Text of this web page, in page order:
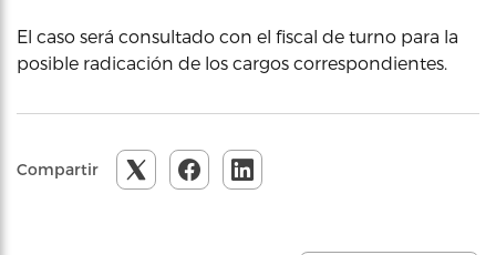
El caso será consultado con el fiscal de turno para la
posible radicación de los cargos correspondientes.
Compartir